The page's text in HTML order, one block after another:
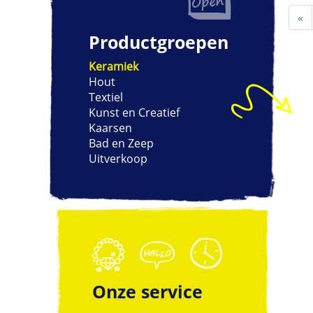
«
Productgroepen
Keramiek
Hout
Textiel
Kunst en Creatief
Kaarsen
Bad en Zeep
Uitverkoop
Onze service